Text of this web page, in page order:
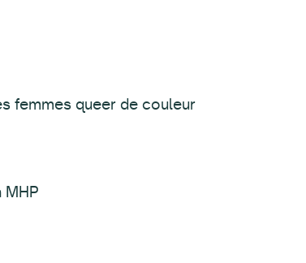
femmes queer de couleur